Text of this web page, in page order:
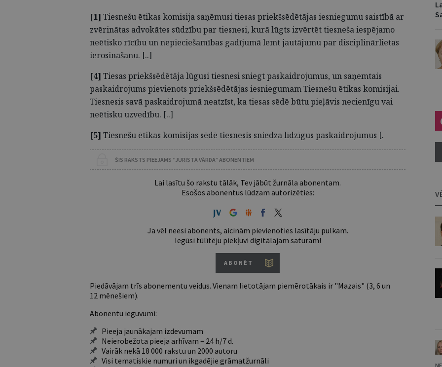
[1] Tiesnešu ētikas komisija saņēmusi tiesas priekšsēdētājas iesniegumu saistībā ar
zvērinātas advokātes sūdzību par tiesnesi, kurā lūgts izvērtēt tiesneša iespējamo
neētisko rīcību un nepieciešamības gadījumā lemt jautājumu par disciplinārlietas
ierosināšanu. [..]
[4] Tiesas priekšsēdētāja lūgusi tiesnesi sniegt paskaidrojumus, un saņemtais
paskaidrojums pievienots priekšsēdētājas iesniegumam Tiesnešu ētikas komisijai.
Tiesnesis savā paskaidrojumā neatzīst, ka tiesas sēdē būtu pieļāvis necienīgu vai
neētisku uzvedību. [..]
[5] Tiesnešu ētikas komisijas sēdē tiesnesis sniedza līdzīgus paskaidrojumus [.
ŠIS RAKSTS PIEEJAMS “JURISTA VĀRDA” ABONENTIEM
Lai lasītu šo rakstu tālāk, Tev jābūt žurnāla abonentam.
Esošos abonentus lūdzam autorizēties:
Ja vēl neesi abonents, aicinām pievienoties lasītāju pulkam.
Iegūsi tūlītēju piekļuvi digitālajam saturam!
ABONĒT
Piedāvājam trīs abonementu veidus. Vienam lietotājam piemērotākais ir "Mazais" (3, 6 un
12 mēnešiem).
Abonentu ieguvumi:
Pieeja jaunākajam izdevumam
Neierobežota pieeja arhīvam – 24 h/7 d.
Vairāk nekā 18 000 rakstu un 2000 autoru
Visi tematiskie numuri un ikgadējie grāmatžurnāli